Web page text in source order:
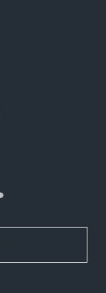
SoundCloud